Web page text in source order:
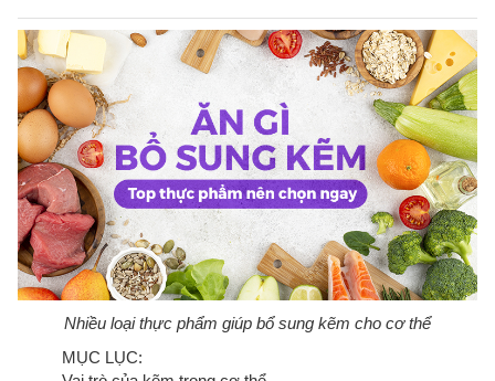
Nhiều loại thực phẩm giúp bổ sung kẽm cho cơ thể
MỤC LỤC: